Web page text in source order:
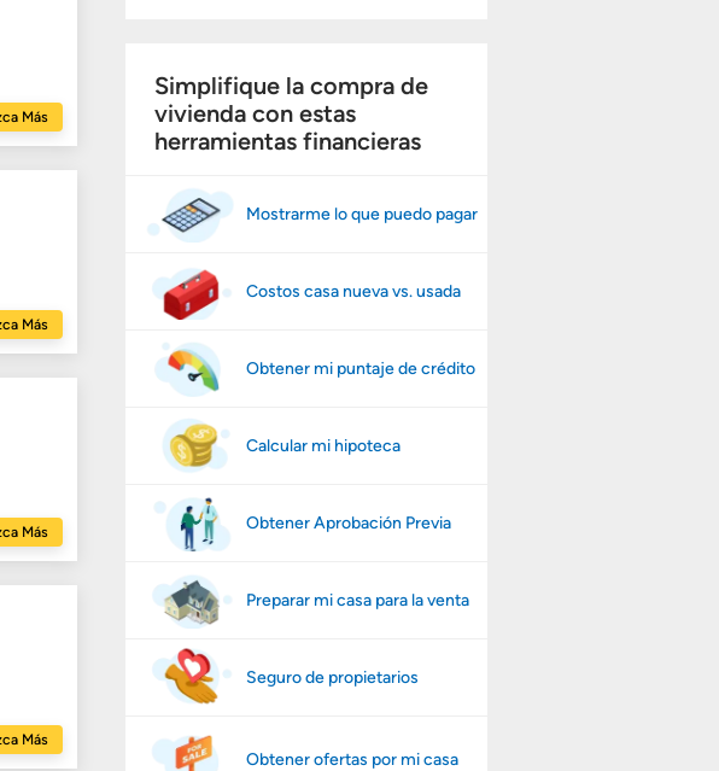
Más
Más
Más
Más
Simplifique la compra de
vivienda con estas
herramientas financieras
Mostrarme lo que puedo pagar
Costos casa nueva vs. usada
Obtener mi puntaje de crédito
Calcular mi hipoteca
Obtener Aprobación Previa
Preparar mi casa para la venta
Seguro de propietarios
Obtener ofertas por mi casa